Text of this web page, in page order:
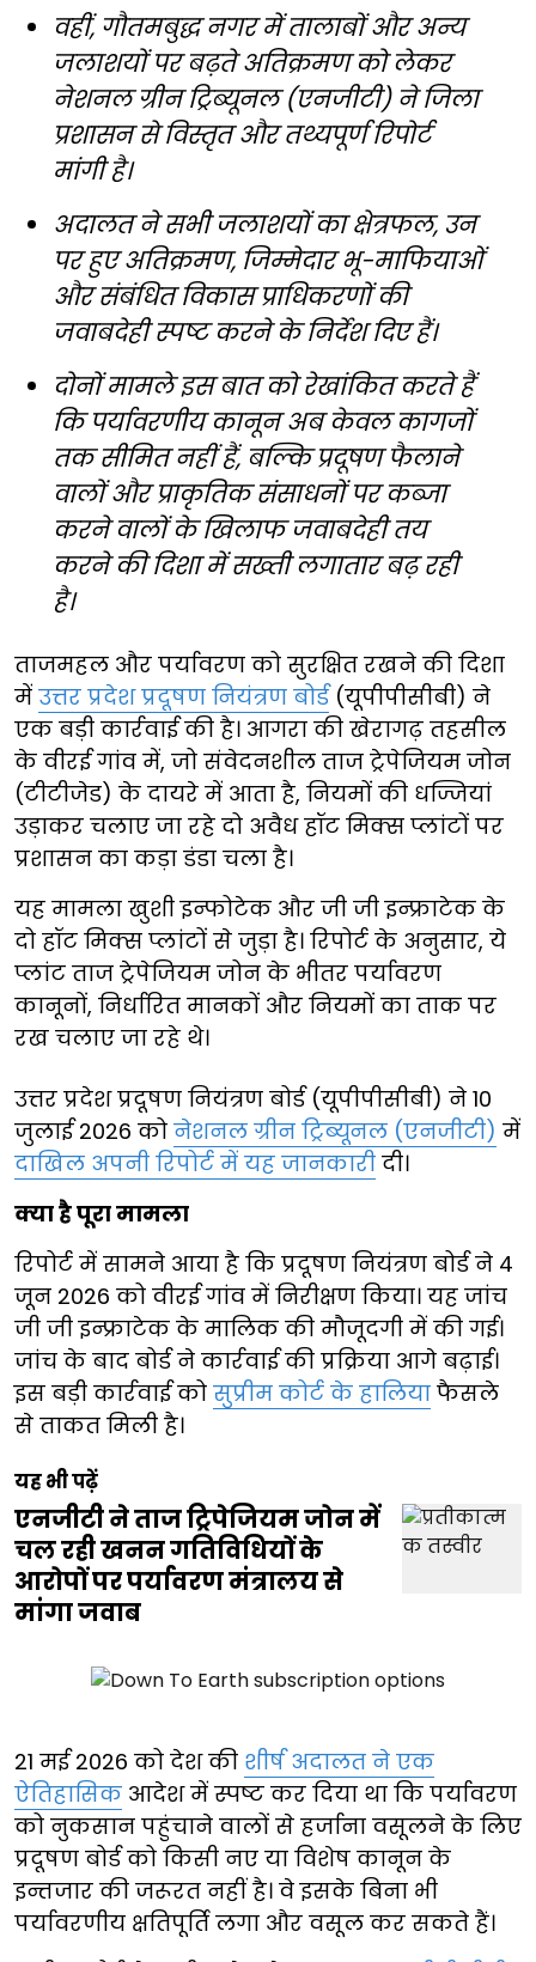
वहीं, गौतमबुद्ध नगर में तालाबों और अन्य
जलाशयों पर बढ़ते अतिक्रमण को लेकर
नेशनल ग्रीन ट्रिब्यूनल (एनजीटी) ने जिला
प्रशासन से विस्तृत और तथ्यपूर्ण रिपोर्ट
मांगी है।
अदालत ने सभी जलाशयों का क्षेत्रफल, उन
पर हुए अतिक्रमण, जिम्मेदार भू-माफियाओं
और संबंधित विकास प्राधिकरणों की
जवाबदेही स्पष्ट करने के निर्देश दिए हैं।
दोनों मामले इस बात को रेखांकित करते हैं
कि पर्यावरणीय कानून अब केवल कागजों
तक सीमित नहीं हैं, बल्कि प्रदूषण फैलाने
वालों और प्राकृतिक संसाधनों पर कब्जा
करने वालों के खिलाफ जवाबदेही तय
करने की दिशा में सख्ती लगातार बढ़ रही
है।
ताजमहल और पर्यावरण को सुरक्षित रखने की दिशा
में उत्तर प्रदेश प्रदूषण नियंत्रण बोर्ड (यूपीपीसीबी) ने
एक बड़ी कार्रवाई की है। आगरा की खेरागढ़ तहसील
के वीरई गांव में, जो संवेदनशील ताज ट्रेपेजियम जोन
(टीटीजेड) के दायरे में आता है, नियमों की धज्जियां
उड़ाकर चलाए जा रहे दो अवैध हॉट मिक्स प्लांटों पर
प्रशासन का कड़ा डंडा चला है।
यह मामला खुशी इन्फोटेक और जी जी इन्फ्राटेक के
दो हॉट मिक्स प्लांटों से जुड़ा है। रिपोर्ट के अनुसार, ये
प्लांट ताज ट्रेपेजियम जोन के भीतर पर्यावरण
कानूनों, निर्धारित मानकों और नियमों का ताक पर
रख चलाए जा रहे थे।
उत्तर प्रदेश प्रदूषण नियंत्रण बोर्ड (यूपीपीसीबी) ने 10
जुलाई 2026 को नेशनल ग्रीन ट्रिब्यूनल (एनजीटी) में
दाखिल अपनी रिपोर्ट में यह जानकारी दी।
क्या है पूरा मामला
रिपोर्ट में सामने आया है कि प्रदूषण नियंत्रण बोर्ड ने 4
जून 2026 को वीरई गांव में निरीक्षण किया। यह जांच
जी जी इन्फ्राटेक के मालिक की मौजूदगी में की गई।
जांच के बाद बोर्ड ने कार्रवाई की प्रक्रिया आगे बढ़ाई।
इस बड़ी कार्रवाई को सुप्रीम कोर्ट के हालिया फैसले
से ताकत मिली है।
यह भी पढ़ें
एनजीटी ने ताज ट्रिपेजियम जोन में
चल रही खनन गतिविधियों के
आरोपों पर पर्यावरण मंत्रालय से
मांगा जवाब
21 मई 2026 को देश की शीर्ष अदालत ने एक
ऐतिहासिक आदेश में स्पष्ट कर दिया था कि पर्यावरण
को नुकसान पहुंचाने वालों से हर्जाना वसूलने के लिए
प्रदूषण बोर्ड को किसी नए या विशेष कानून के
इन्तजार की जरूरत नहीं है। वे इसके बिना भी
पर्यावरणीय क्षतिपूर्ति लगा और वसूल कर सकते हैं।